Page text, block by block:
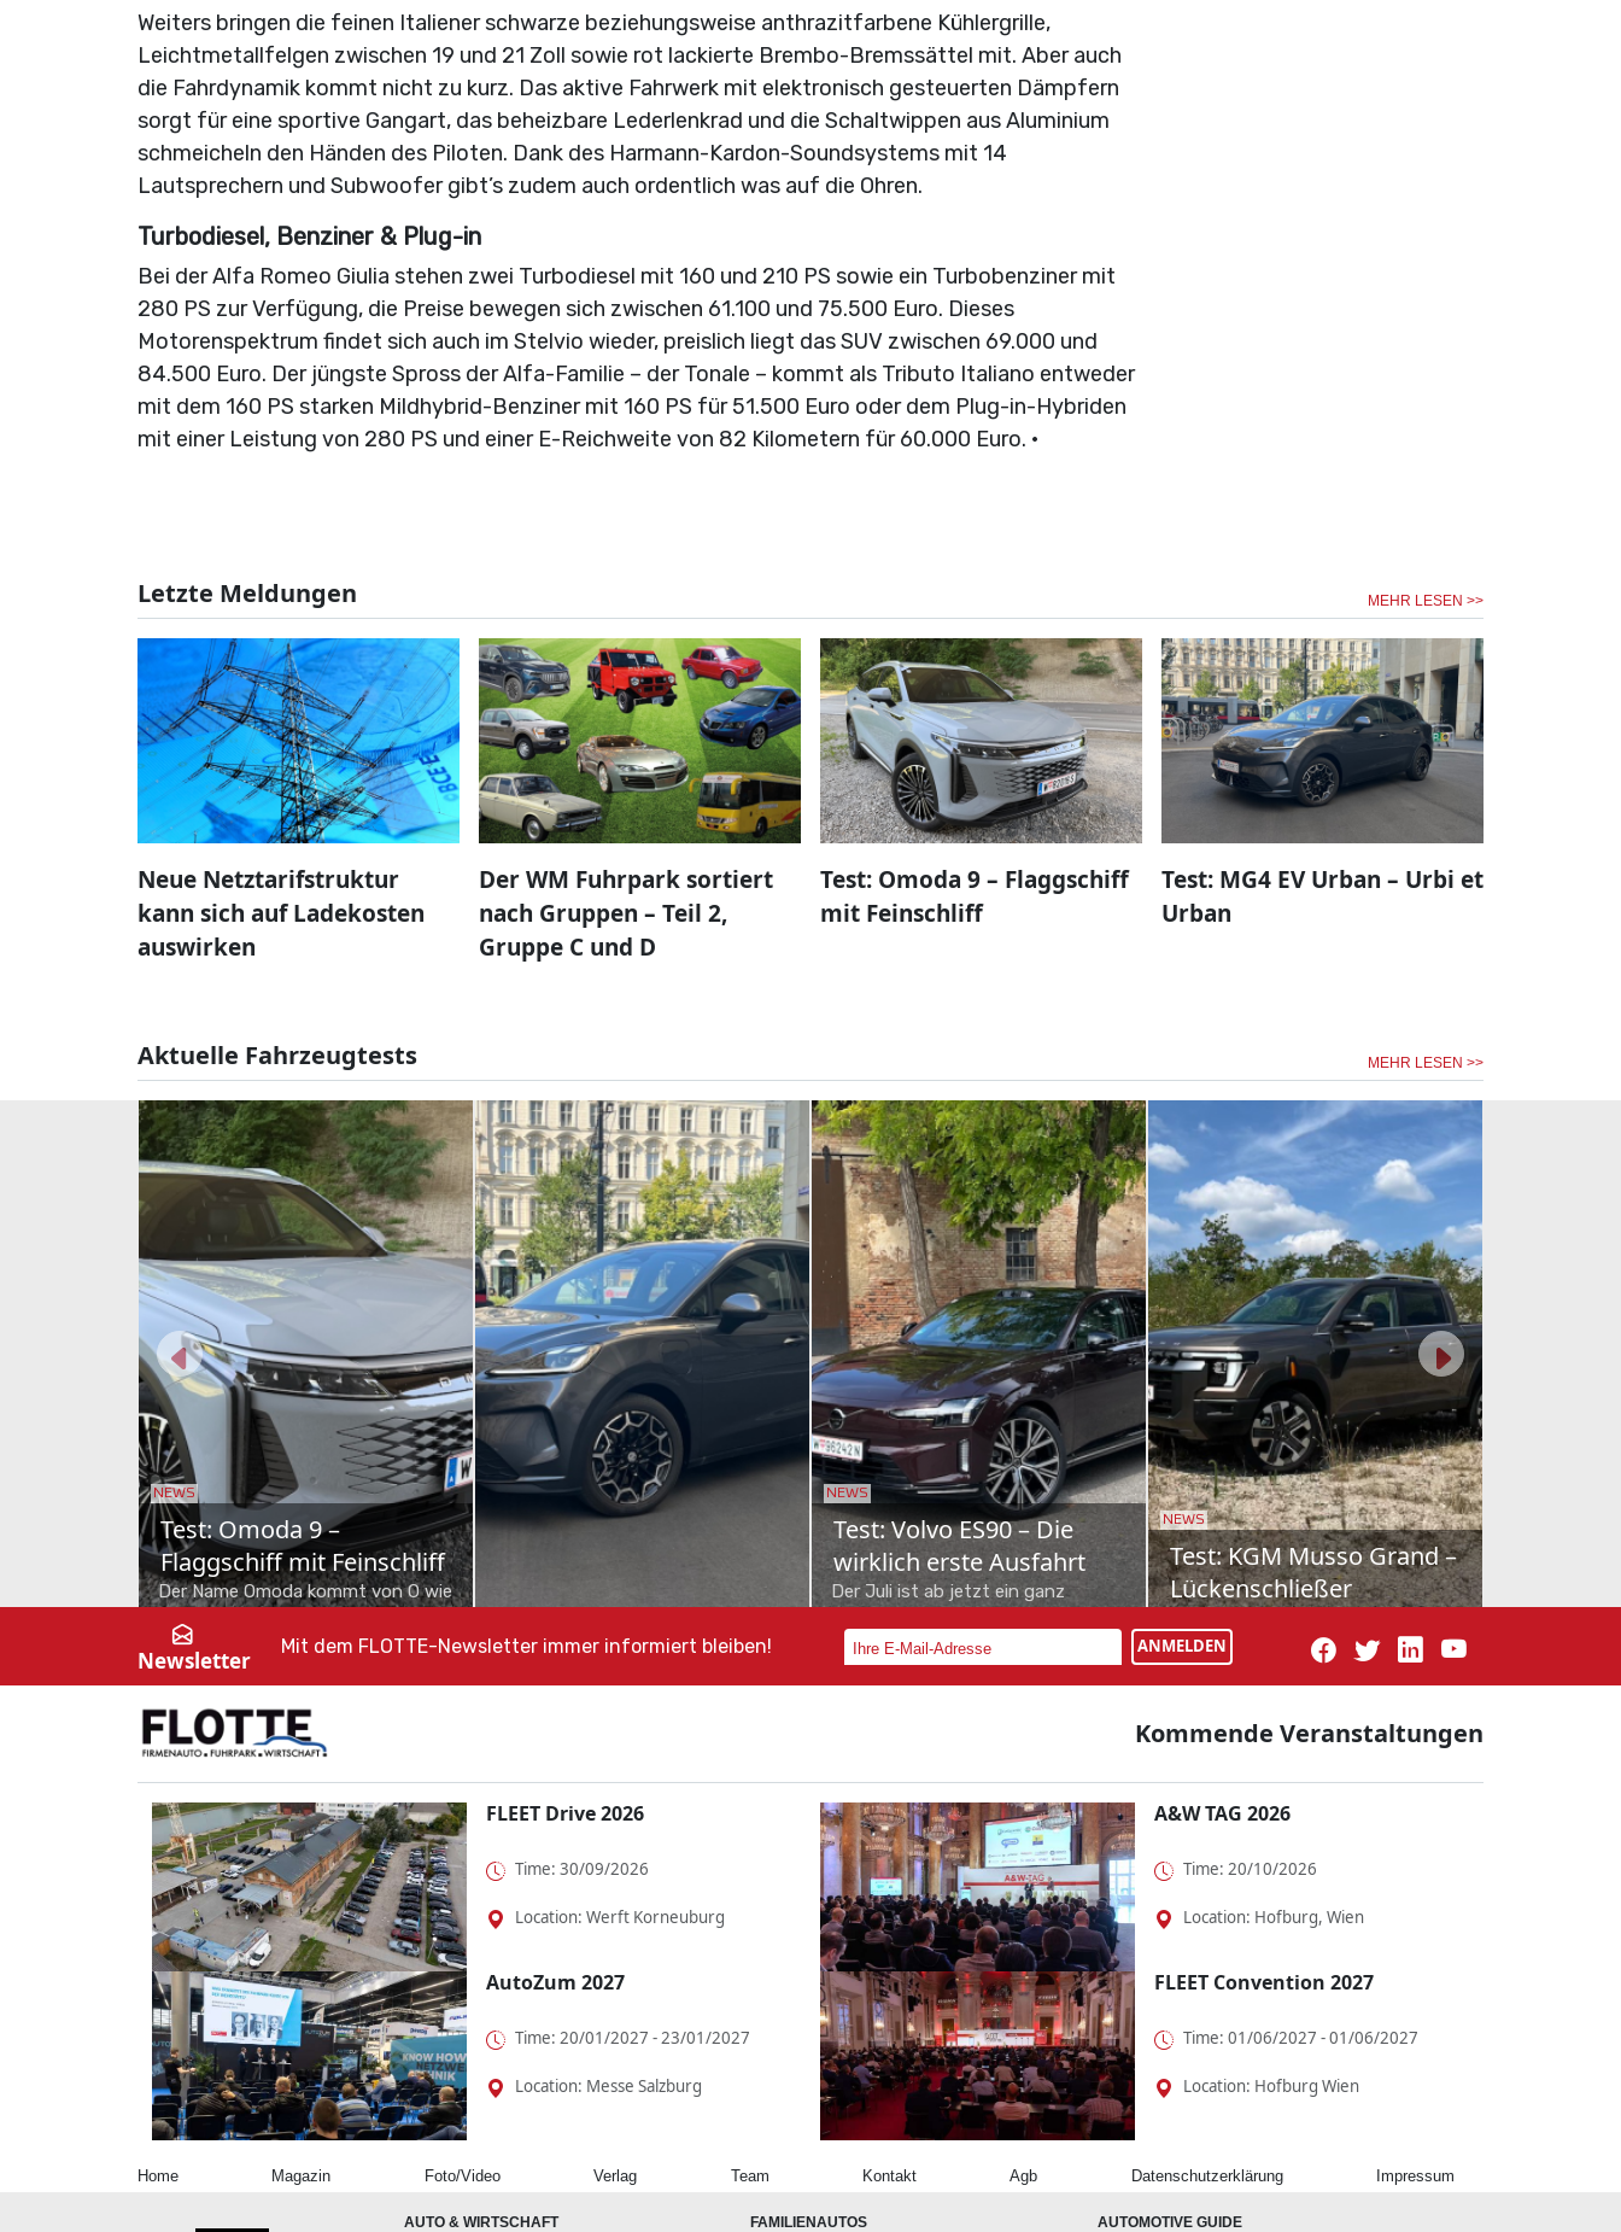
Weiters bringen die feinen Italiener schwarze beziehungsweise anthrazitfarbene Kühlergrille,
Leichtmetallfelgen zwischen 19 und 21 Zoll sowie rot lackierte Brembo-Bremssättel mit. Aber auch
die Fahrdynamik kommt nicht zu kurz. Das aktive Fahrwerk mit elektronisch gesteuerten Dämpfern
sorgt für eine sportive Gangart, das beheizbare Lederlenkrad und die Schaltwippen aus Aluminium
schmeicheln den Händen des Piloten. Dank des Harmann-Kardon-Soundsystems mit 14
Lautsprechern und Subwoofer gibt’s zudem auch ordentlich was auf die Ohren.
Turbodiesel, Benziner & Plug-in
Bei der Alfa Romeo Giulia stehen zwei Turbodiesel mit 160 und 210 PS sowie ein Turbobenziner mit
280 PS zur Verfügung, die Preise bewegen sich zwischen 61.100 und 75.500 Euro. Dieses
Motorenspektrum findet sich auch im Stelvio wieder, preislich liegt das SUV zwischen 69.000 und
84.500 Euro. Der jüngste Spross der Alfa-Familie – der Tonale – kommt als Tributo Italiano entweder
mit dem 160 PS starken Mildhybrid-Benziner mit 160 PS für 51.500 Euro oder dem Plug-in-Hybriden
mit einer Leistung von 280 PS und einer E-Reichweite von 82 Kilometern für 60.000 Euro. •
Letzte Meldungen MEHR LESEN >>
Neue Netztarifstruktur
kann sich auf Ladekosten
auswirken
Der WM Fuhrpark sortiert
nach Gruppen – Teil 2,
Gruppe C und D
Test: Omoda 9 – Flaggschiff
mit Feinschliff
Test: MG4 EV Urban – Urbi et
Urban
Aktuelle Fahrzeugtests MEHR LESEN >>
NEWS
Skoda Octavia Combi im
Test
nicht sein. Als Sportline mit MHD-
Benziner zeigt dieser Škoda Octavia,
NEWS
Fahrt auf – und mit ihr die Familie
NEWS
Schon gefahren: Mercedes
VLE
bis zu acht Personen und Business-
Class-Komfort: Der neue Mercedes
NEWS
Schon gefahren: Farizon
V7E
Tochter Farizon nun den V7E nach
Österreich. Vollelektrisch natürlich,
Newsletter
Mit dem FLOTTE-Newsletter immer informiert bleiben! ANMELDEN
Kommende Veranstaltungen
FLEET Drive 2026
Time: 30/09/2026
Location: Werft Korneuburg
A&W TAG 2026
Time: 20/10/2026
Location: Hofburg, Wien
AutoZum 2027
Time: 20/01/2027 - 23/01/2027
Location: Messe Salzburg
FLEET Convention 2027
Time: 01/06/2027 - 01/06/2027
Location: Hofburg Wien
Home Magazin Foto/Video Verlag Team Kontakt Agb Datenschutzerklärung Impressum
AUTO & WIRTSCHAFT FAMILIENAUTOS AUTOMOTIVE GUIDE